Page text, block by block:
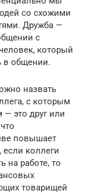
со схожими
Дружба —
с
который
в общении.
назвать
с которым
это друг или
повышает
если коллеги
на работе, то
товарищей